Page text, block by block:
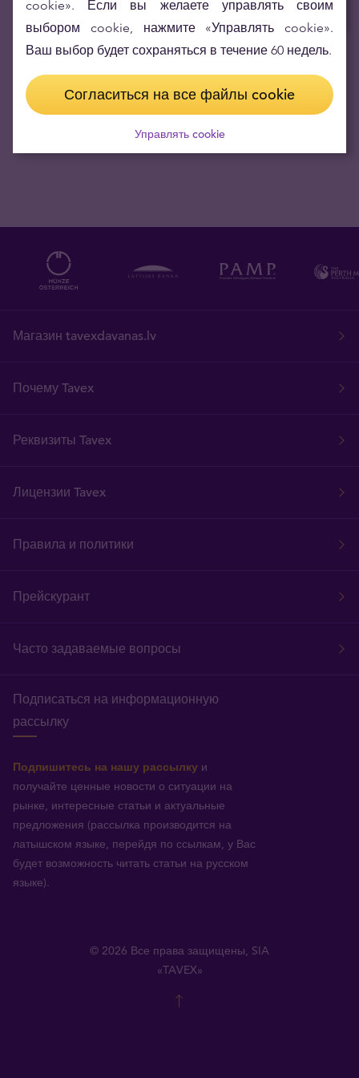
Получайте актуальные новости по э-почте
Магазин tavexdavanas.lv
Почему Tavex
Реквизиты Tavex
Лицензии Tavex
Правила и политики
Прейскурант
Часто задаваемые вопросы
Подписаться на информационную
рассылку
Подпишитесь на нашу рассылку и
получайте ценные новости о ситуации на
рынке, интересные статьи и актуальные
предложения (рассылка производится на
латышском языке, перейдя по ссылкам, у Вас
будет возможность читать статьи на русском
языке).
© 2026 Все права защищены, SIA
«TAVEX»
cookie». Если вы желаете управлять своим
выбором cookie, нажмите «Управлять cookie».
Ваш выбор будет сохраняться в течение 60 недель.
Согласиться на все файлы cookie
Управлять cookie